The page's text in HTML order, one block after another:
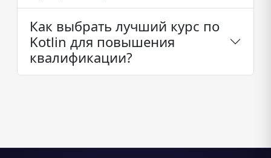
Как выбрать лучший курс по
Kotlin для повышения
квалификации?